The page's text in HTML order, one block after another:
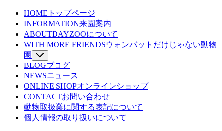
HOME トップページ
INFORMATION来園案内
ABOUTDAYZOOについて
WITH MORE FRIENDSウォンバットだけじゃない動物
園
SPECIES
WOMBAT TV
LEARNING魅力発見コンテンツ
EVENTイベント
WOMBAT TOWN MAPウォンバットタウンマッ
プ
BLOGブログ
NEWSニュース
ONLINE SHOPオンラインショップ
CONTACTお問い合わせ
動物取扱業に関する表記について
個人情報の取り扱いについて